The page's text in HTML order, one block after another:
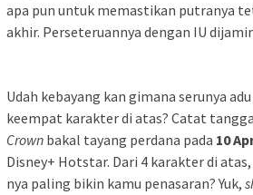
apa pun untuk memastikan putranya
akhir. Perseteruannya dengan IU
Udah kebayang kan gimana serunya
keempat karakter di atas? Catat
Crown bakal tayang perdana pada 10
Disney+ Hotstar. Dari 4 karakter di
nya paling bikin kamu penasaran? Yuk,